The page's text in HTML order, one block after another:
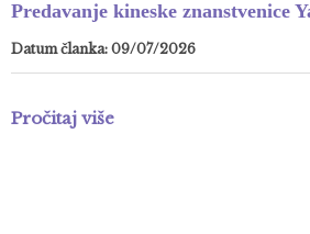
Predavanje kineske znanstvenice
Datum članka: 09/07/2026
Pročitaj više